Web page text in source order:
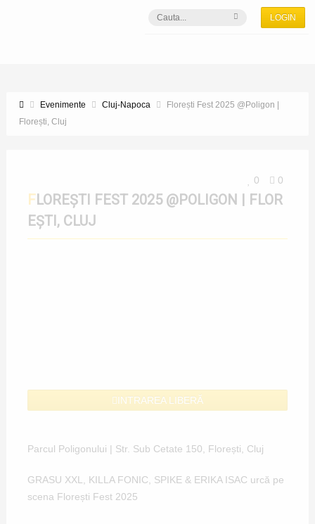
LOGIN
Evenimente Cluj-Napoca
Florești Fest 2025 @Poligon |
Florești, Cluj
0 0
FLOREȘTI FEST 2025 @POLIGON | FLOR
EȘTI, CLUJ
INTRAREA LIBERĂ
Parcul Poligonului | Str. Sub Cetate 150, Florești, Cluj
GRASU XXL, KILLA FONIC, SPIKE & ERIKA ISAC urcă pe
scena Florești Fest 2025